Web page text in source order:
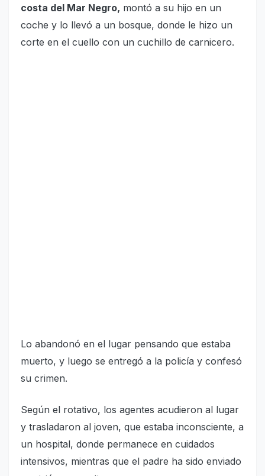
costa del Mar Negro, montó a su hijo en un
coche y lo llevó a un bosque, donde le hizo un
corte en el cuello con un cuchillo de carnicero.
Lo abandonó en el lugar pensando que estaba
muerto, y luego se entregó a la policía y confesó
su crimen.
Según el rotativo, los agentes acudieron al lugar
y trasladaron al joven, que estaba inconsciente, a
un hospital, donde permanece en cuidados
intensivos, mientras que el padre ha sido enviado